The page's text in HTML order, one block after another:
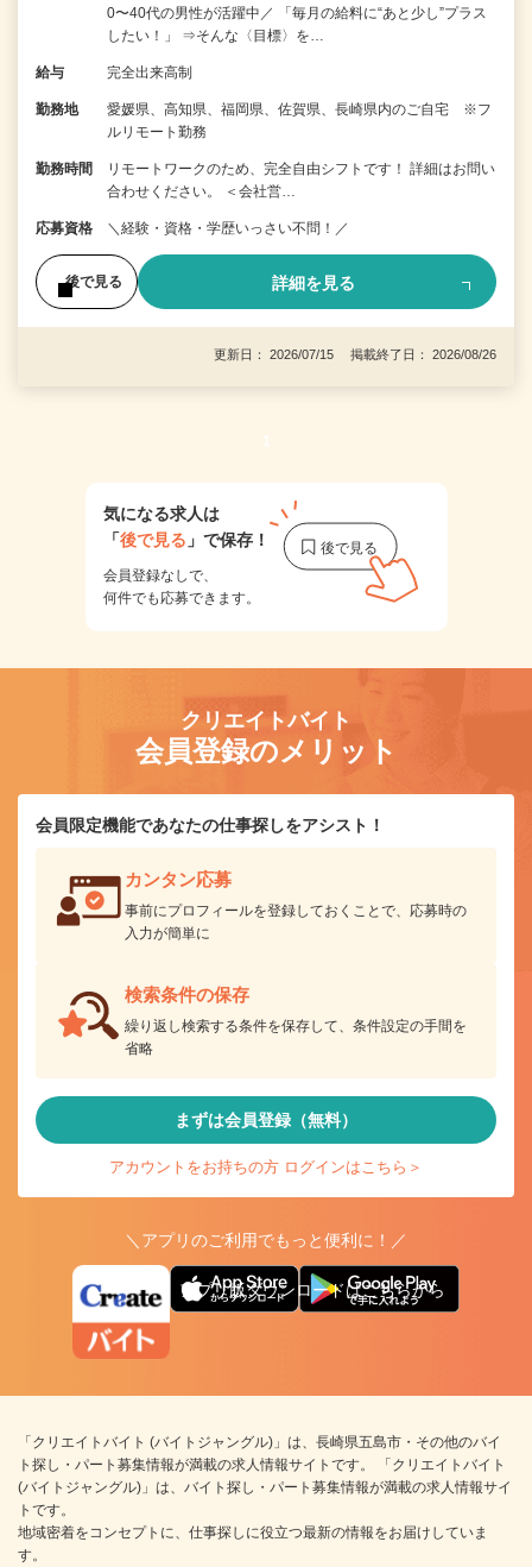
0〜40代の男性が活躍中／ 「毎月の給料に“あと少し”プラス
したい！」 ⇒そんな〈目標〉を…
給与 完全出来高制
勤務地
愛媛県、高知県、福岡県、佐賀県、長崎県内のご自宅 ※フ
ルリモート勤務
勤務時間
リモートワークのため、完全自由シフトです！ 詳細はお問い
合わせください。 ＜会社営…
応募資格 ＼経験・資格・学歴いっさい不問！／
後で見る 詳細を見る
更新日： 2026/07/15 掲載終了日： 2026/08/26
1
気になる求人は
「後で見る 」で保存！
会員登録なしで、
何件でも応募できます。
クリエイトバイト
会員登録のメリット
会員限定機能であなたの仕事探しをアシスト！
カンタン応募
事前にプロフィールを登録しておくことで、応募時の
入力が簡単に
検索条件の保存
繰り返し検索する条件を保存して、条件設定の手間を
省略
まずは会員登録（無料）
アカウントをお持ちの方 ログインはこちら＞
＼アプリのご利用でもっと便利に！／
アプリ版ダウンロードはこちらから
「クリエイトバイト (バイトジャングル)」は、長崎県五島市・その他のバイ
ト探し・パート募集情報が満載の求人情報サイトです。 「クリエイトバイト
(バイトジャングル)」は、バイト探し・パート募集情報が満載の求人情報サイ
トです。
地域密着をコンセプトに、仕事探しに役立つ最新の情報をお届けしていま
す。